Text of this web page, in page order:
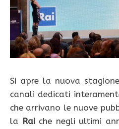
Si apre la nuova
canali dedicati
che arrivano le nuove
la Raiche negli ultimi